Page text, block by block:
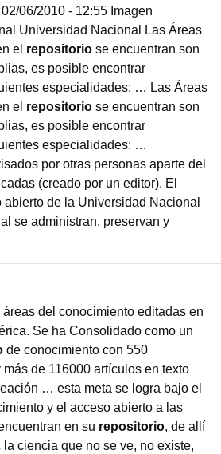
06/2010 - 12:55 Imagen
Universidad Nacional Las Áreas
el repositorio se encuentran son
es posible encontrar
especialidades: … Las Áreas
el repositorio se encuentran son
es posible encontrar
especialidades: …
por otras personas aparte del
(creado por un editor). El
abierto de la Universidad Nacional
se administran, preservan y
del conocimiento editadas en
Se ha Consolidado como un
de conocimiento con 550
de 116000 artículos en texto
… esta meta se logra bajo el
y el acceso abierto a las
en su repositorio, de allí
ciencia que no se ve, no existe,